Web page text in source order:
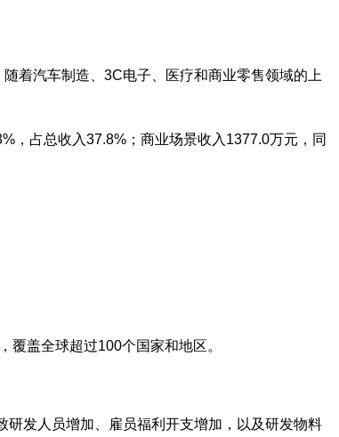
着汽车制造、3C电子、医疗和商业零售领域的上
，占总收入37.8%；商业场景收入1377.0万元，同
盖全球超过100个国家和地区。
发人员增加、雇员福利开支增加，以及研发物料